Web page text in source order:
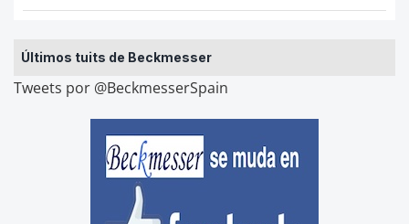
Últimos tuits de Beckmesser
Tweets por @BeckmesserSpain